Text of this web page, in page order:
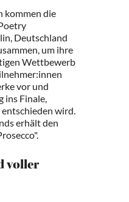
kommen die
Deutschland
um ihre
Wettbewerb
vor und
ins Finale,
wird.
erhält den
voller